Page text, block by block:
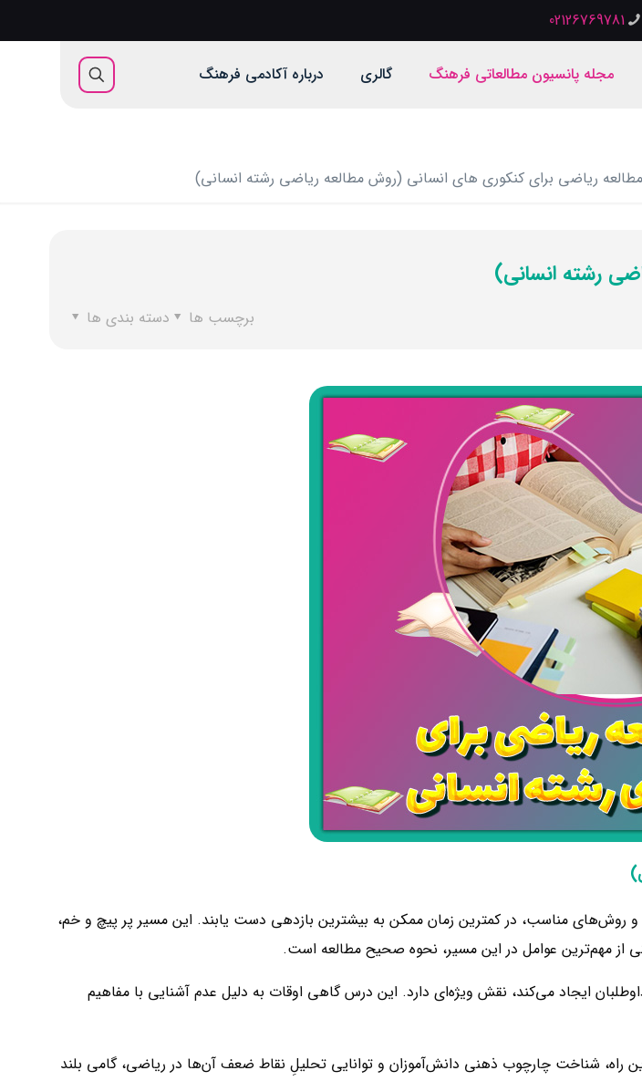
02126769781
مجله پانسیون مطالعاتی فرهنگ گالری درباره آکادمی فرهنگ
ریاضی برای کنکوری های انسانی (روش مطالعه ریاضی رشته انسانی)
رشته انسانی)
دسته بندی ها برچسب ها
و روش‌های مناسب، در کمترین زمان ممکن به بیشترین بازدهی دست یابند. این مسیر پر پیچ و خم،
مهم‌ترین عوامل در این مسیر، نحوه صحیح مطالعه است.
ایجاد می‌کند، نقش ویژه‌ای دارد. این درس گاهی اوقات به دلیل عدم آشنایی با مفاهیم
راه، شناخت چارچوب ذهنی دانش‌آموزان و توانایی تحلیلِ نقاط ضعف آن‌ها در ریاضی، گامی بلند